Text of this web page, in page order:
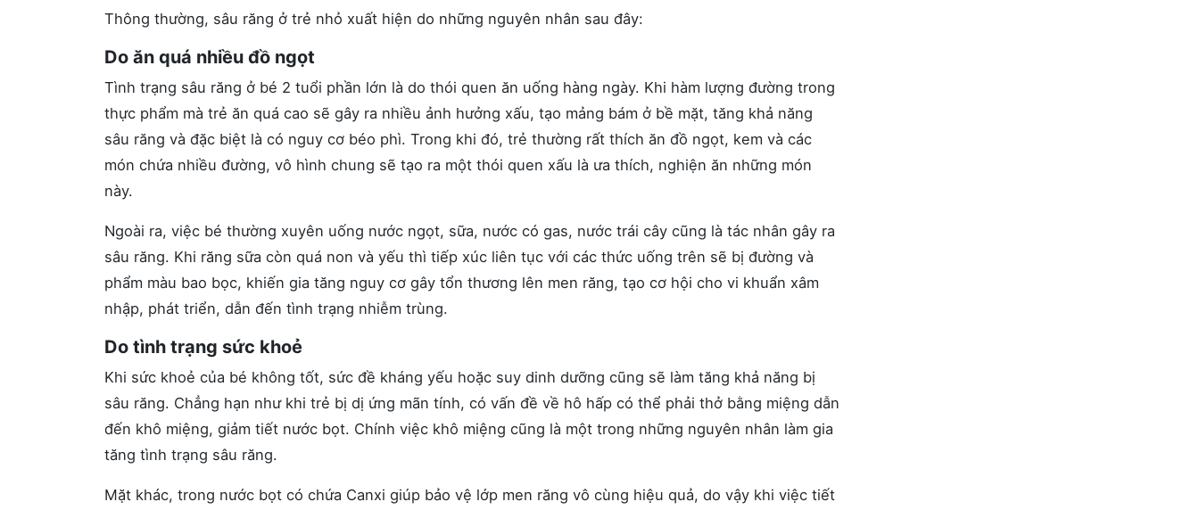
Thông thường, sâu răng ở trẻ nhỏ xuất hiện do những nguyên nhân sau đây:
Do ăn quá nhiều đồ ngọt
Tình trạng sâu răng ở bé 2 tuổi phần lớn là do thói quen ăn uống hàng ngày. Khi hàm lượng đường trong
thực phẩm mà trẻ ăn quá cao sẽ gây ra nhiều ảnh hưởng xấu, tạo mảng bám ở bề mặt, tăng khả năng
sâu răng và đặc biệt là có nguy cơ béo phì. Trong khi đó, trẻ thường rất thích ăn đồ ngọt, kem và các
món chứa nhiều đường, vô hình chung sẽ tạo ra một thói quen xấu là ưa thích, nghiện ăn những món
này.
Ngoài ra, việc bé thường xuyên uống nước ngọt, sữa, nước có gas, nước trái cây cũng là tác nhân gây ra
sâu răng. Khi răng sữa còn quá non và yếu thì tiếp xúc liên tục với các thức uống trên sẽ bị đường và
phẩm màu bao bọc, khiến gia tăng nguy cơ gây tổn thương lên men răng, tạo cơ hội cho vi khuẩn xâm
nhập, phát triển, dẫn đến tình trạng nhiễm trùng.
Do tình trạng sức khoẻ
Khi sức khoẻ của bé không tốt, sức đề kháng yếu hoặc suy dinh dưỡng cũng sẽ làm tăng khả năng bị
sâu răng. Chẳng hạn như khi trẻ bị dị ứng mãn tính, có vấn đề về hô hấp có thể phải thở bằng miệng dẫn
đến khô miệng, giảm tiết nước bọt. Chính việc khô miệng cũng là một trong những nguyên nhân làm gia
tăng tình trạng sâu răng.
Mặt khác, trong nước bọt có chứa Canxi giúp bảo vệ lớp men răng vô cùng hiệu quả, do vậy khi việc tiết